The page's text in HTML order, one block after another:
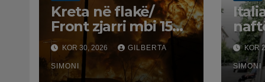
Kreta në flakë/
Front zjarri mbi 15
kilometra, mijëra të
evakuuar dhe tre
zjarrfikës të vdekur.
KOR 30, 2026 GILBERTA
SIMONI
KOR
SIMONI